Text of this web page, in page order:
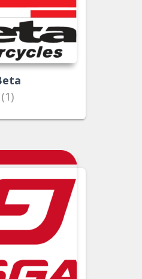
(1)